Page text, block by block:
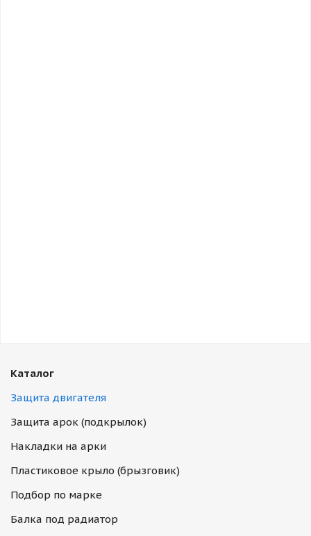
Каталог
Защита двигателя
Защита арок (подкрылок)
Накладки на арки
Пластиковое крыло (брызговик)
Подбор по марке
Балка под радиатор